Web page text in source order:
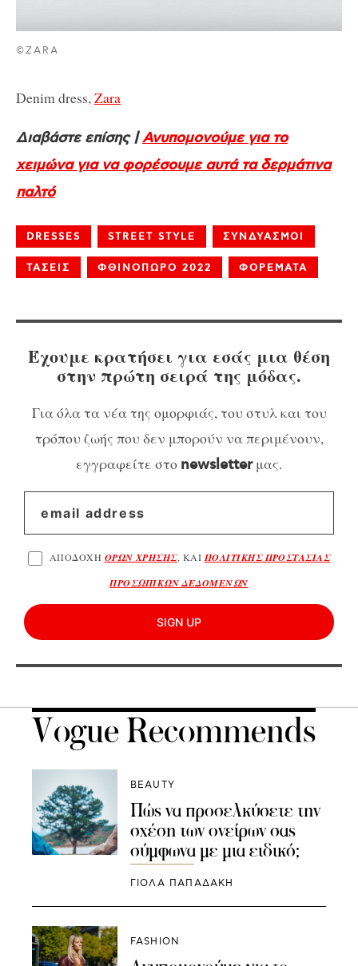
©ZARA
Denim dress, Zara
Διαβάστε επίσης |Ανυπομονούμε για το
χειμώνα για να φορέσουμε αυτά τα δερμάτινα
παλτό
DRESSES STREET STYLE ΣΥΝΔΥΑΣΜΟΙ
ΤΑΣΕΙΣ ΦΘΙΝΟΠΩΡΟ 2022 ΦΟΡΕΜΑΤΑ
Έχουμε κρατήσει για εσάς μια θέση
στην πρώτη σειρά της μόδας.
Για όλα τα νέα της ομορφιάς, του στυλ και του
τρόπου ζωής που δεν μπορούν να περιμένουν,
εγγραφείτε στο newsletterμας.
ΑΠΟΔΟΧΗ ΟΡΩΝ ΧΡΗΣΗΣ, ΚΑΙ ΠΟΛΙΤΙΚΗΣ ΠΡΟΣΤΑΣΙΑΣ
ΠΡΟΣΩΠΙΚΩΝ ΔΕΔΟΜΕΝΩΝ
SIGN UP
Vogue Recommends
BEAUTY
Πώς να προσελκύσετε την
σχέση των ονείρων σας
σύμφωνα με μια ειδικό;
ΓΙΌΛΑ ΠΑΠΑΔΆΚΗ
FASHION